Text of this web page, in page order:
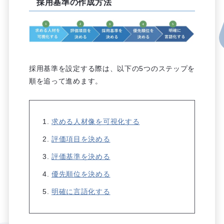
採用基準の作成方法
採用基準を設定する際は、以下の5つのステップを
順を追って進めます。
求める人材像を可視化する
評価項目を決める
評価基準を決める
優先順位を決める
明確に言語化する